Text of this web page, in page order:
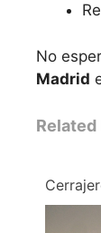
No
Madrid
Related